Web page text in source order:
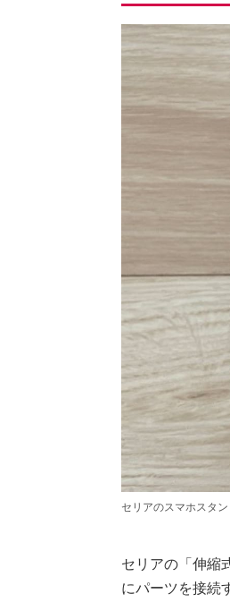
セリアのスマホスタ
セリアの「伸縮
にパーツを接続